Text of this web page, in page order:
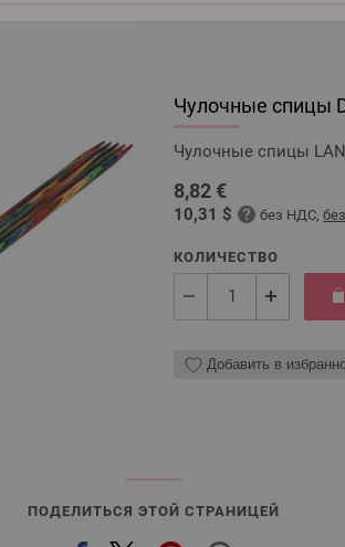
Чулочные спицы
Чулочные спицы
8,82 €
10,31 $ без НДС,
КОЛИЧЕСТВО
Добавить в
ПОДЕЛИТЬСЯ ЭТОЙ СТРАНИЦЕЙ